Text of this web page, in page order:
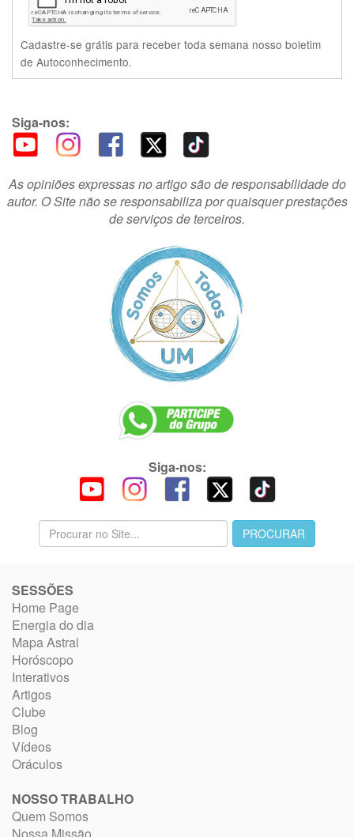
Cadastre-se grátis para receber toda semana nosso boletim
de Autoconhecimento.
Siga-nos:
As opiniões expressas no artigo são de responsabilidade do
autor. O Site não se responsabiliza por quaisquer prestações
de serviços de terceiros.
Siga-nos:
SESSÕES
Home Page
Energia do dia
Mapa Astral
Horóscopo
Interativos
Artigos
Clube
Blog
Vídeos
Oráculos
NOSSO TRABALHO
Quem Somos